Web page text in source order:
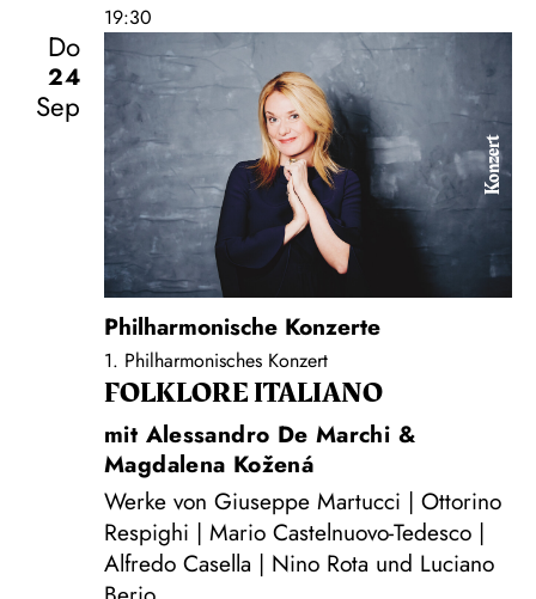
19:30
Do
24
Sep
Konzert
Philharmonische Konzerte
1. Philharmonisches Konzert
FOLKLORE ITALIANO
mit Alessandro De Marchi &
Magdalena Kožená
Werke von Giuseppe Martucci | Ottorino
Respighi | Mario Castelnuovo-Tedesco |
Alfredo Casella | Nino Rota und Luciano